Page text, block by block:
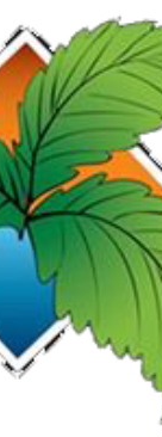
063/333859
BLACK FRIDAY
414